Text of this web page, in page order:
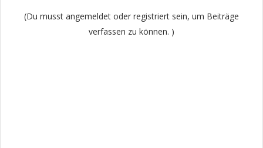
(Du musst angemeldet oder registriert sein, um Beiträge
verfassen zu können. )